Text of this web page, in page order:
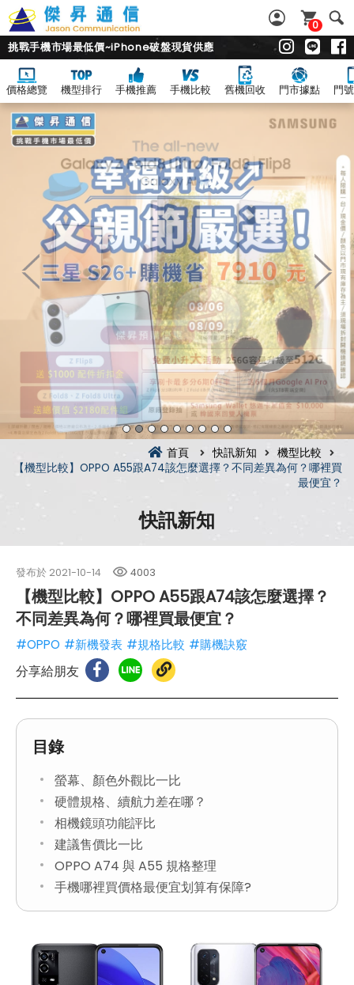
0
挑戰手機市場最低價~iPhone破盤現貨供應
價格總覽 機型排行 手機推薦 手機比較 舊機回收 門市據點 門
首頁 快訊新知
機型比較
【機型比較】OPPO A55跟A74該怎麼選擇？不同差異為何？哪裡買
最便宜？
快訊新知
發布於 2021-10-14 4003
【機型比較】OPPO A55跟A74該怎麼選擇？
不同差異為何？哪裡買最便宜？
#OPPO #新機發表 #規格比較 #購機訣竅
分享給朋友
目錄
螢幕、顏色外觀比一比
硬體規格、續航力差在哪？
相機鏡頭功能評比
建議售價比一比
OPPO A74 與 A55 規格整理
手機哪裡買價格最便宜划算有保障?